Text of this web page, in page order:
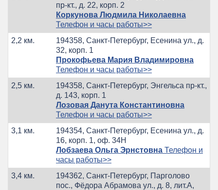
пр-кт., д. 22, корп. 2
Коркунова Людмила Николаевна
Телефон и часы работы>>
2,2 км.
194358, Санкт-Петербург, Есенина ул., д.
32, корп. 1
Прокофьева Мария Владимировна
Телефон и часы работы>>
2,5 км.
194358, Санкт-Петербург, Энгельса пр-кт.,
д. 143, корп. 1
Лозовая Данута Константиновна
Телефон и часы работы>>
3,1 км.
194354, Санкт-Петербург, Есенина ул., д.
16, корп. 1, оф. 34Н
Лобзаева Ольга Эрнстовна Телефон и
часы работы>>
3,4 км.
194362, Санкт-Петербург, Парголово
пос., Фёдора Абрамова ул., д. 8, лит.А,